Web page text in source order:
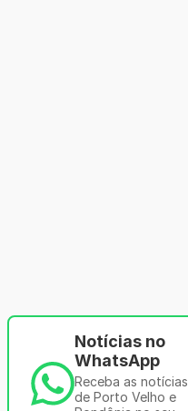
Notícias no
WhatsApp
Receba as notícias
de Porto Velho e